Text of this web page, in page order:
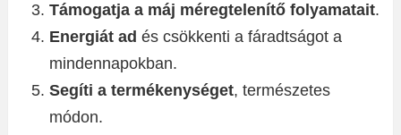
Támogatja a máj méregtelenítő folyamatait.
Energiát ad és csökkenti a fáradtságot a
mindennapokban.
Segíti a termékenységet, természetes
módon.